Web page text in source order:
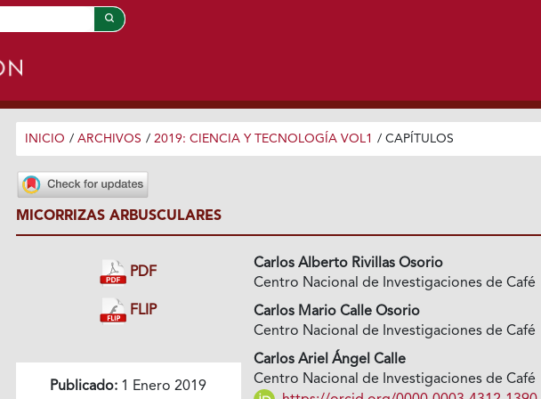
INICIO / ARCHIVOS / 2019: CIENCIA Y TECNOLOGÍA VOL1 / CAPÍTULOS
MICORRIZAS ARBUSCULARES
PDF
FLIP
Publicado: 1 Enero 2019
Carlos Alberto Rivillas Osorio
Centro Nacional de Investigaciones de Café
Carlos Mario Calle Osorio
Centro Nacional de Investigaciones de Café
Carlos Ariel Ángel Calle
Centro Nacional de Investigaciones de Café